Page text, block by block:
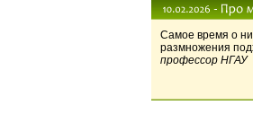
Самое время о
размножения
профессор НГАУ